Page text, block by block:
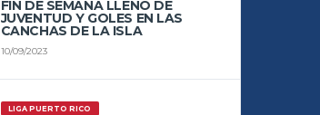
FIN DE SEMANA LLENO DE
JUVENTUD Y GOLES EN LAS
CANCHAS DE LA ISLA
10/09/2023
LIGA PUERTO RICO